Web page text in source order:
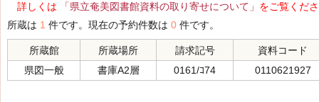
詳しくは
「県立奄美図書館資料の取り寄せについて」 をご覧くだ
所蔵は 1 件です。現在の予約件数は 0 件です。
所蔵館 所蔵場所 請求記号
資料コード
県図一般
書庫A2層 0161/ｺ74 0110621927